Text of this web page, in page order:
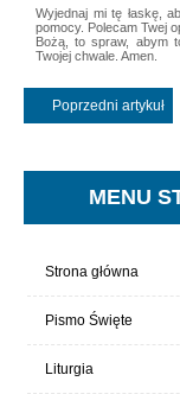
Wyjednaj mi tę łaskę,
pomocy. Polecam Twej
Bożą, to spraw, abym
Twojej chwale. Amen.
Poprzedni artykuł
MENU
Strona główna
Pismo Święte
Liturgia